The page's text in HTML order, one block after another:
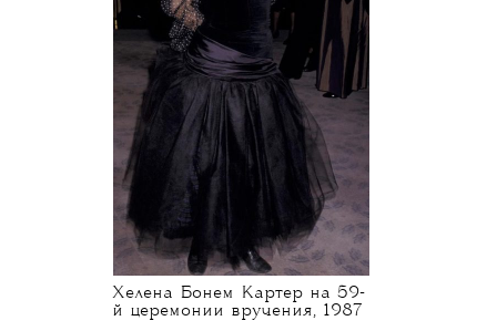
Хелена Бонем Картер на 59-
й церемонии вручения, 1987